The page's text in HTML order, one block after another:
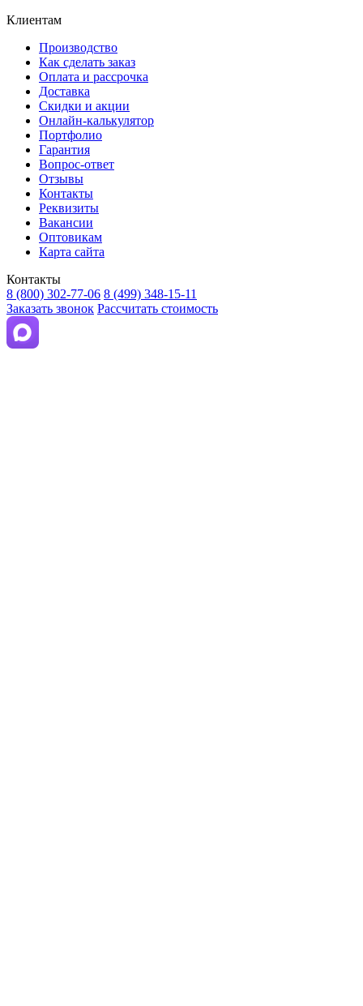
Клиентам
Производство
Как сделать заказ
Оплата и рассрочка
Доставка
Скидки и акции
Онлайн-калькулятор
Портфолио
Гарантия
Вопрос-ответ
Отзывы
Контакты
Реквизиты
Вакансии
Оптовикам
Карта сайта
Контакты
8 (800) 302-77-06 8 (499) 348-15-11
Заказать звонок Рассчитать стоимость